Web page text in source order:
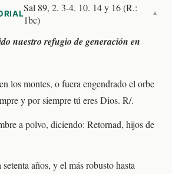
Sal 89, 2. 3-4. 10. 14 y 16 (R.:
1bc)
▼
nuestro refugio de generación en
los montes, o fuera engendrado el orbe
y por siempre tú eres Dios. R/.
a polvo, diciendo: Retornad, hijos de
años, y el más robusto hasta